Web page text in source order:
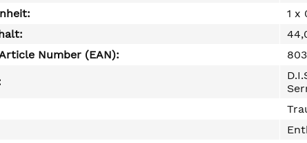
1 x
Number (EAN):